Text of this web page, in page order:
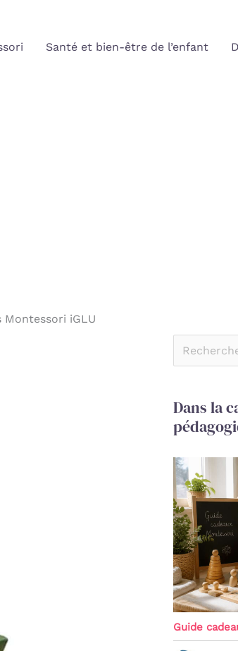
Santé et bien-être de l’enfant
iGLU
Dans la
Guide